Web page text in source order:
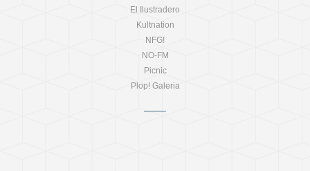
El Ilustradero
Kultnation
NFG!
NO-FM
Picnic
Plop! Galeria